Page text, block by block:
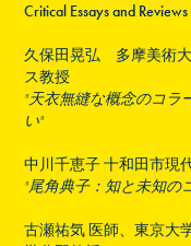
Critical Essays and Reviews
久保田晃弘 多摩美術
ス教授
"天衣無縫な概念のコラ
い"
中川千恵子十和田市現
"尾角典子：知と未知の
古瀬祐気 医師、東京大